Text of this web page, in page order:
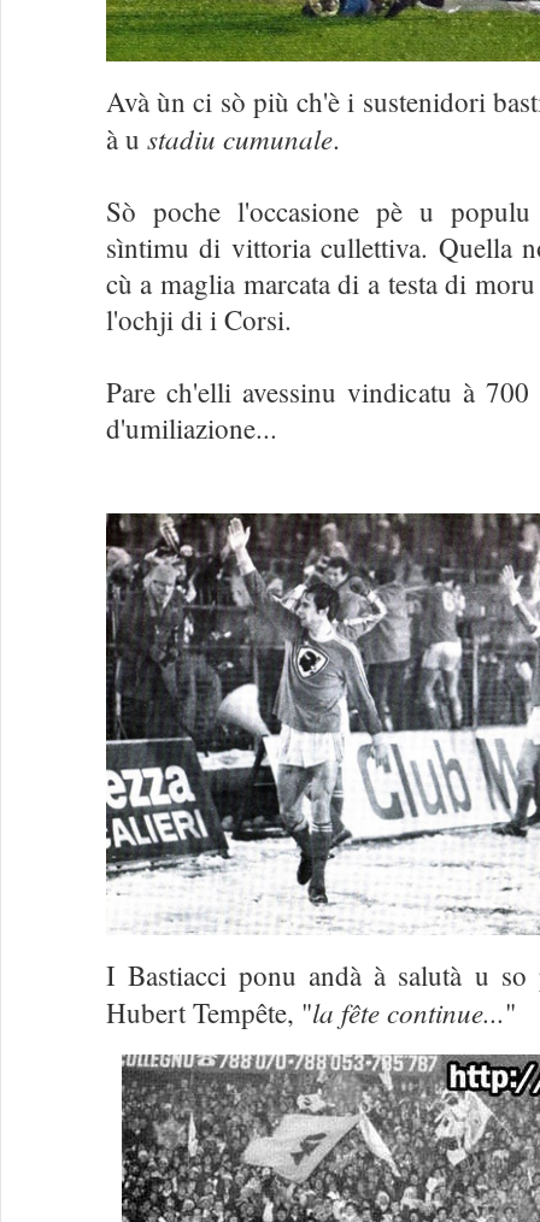
Avà ùn ci sò più ch'è i sustenidori
à u stadiu cumunale.
Sò poche l'occasione pè u
sìntimu di vittoria cullettiva. Quella
cù a maglia marcata di a testa di
l'ochji di i Corsi.
Pare ch'elli avessinu vindicatu à
d'umiliazione...
I Bastiacci ponu andà à salutà u
Hubert Tempête, "la fête continue..."